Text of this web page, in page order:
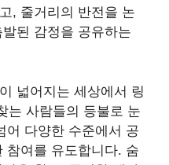
, 줄거리의 반전을 논
된 감정을 공유하는
넓어지는 세상에서 링
는 사람들의 등불로 눈
어 다양한 수준에서 공
참여를 유도합니다. 숨